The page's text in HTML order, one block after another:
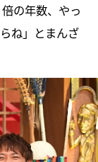
の年数、やっ
ね」とまんざ